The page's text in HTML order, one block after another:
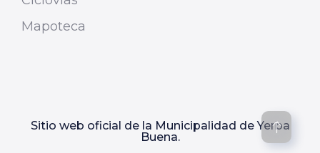
Mapoteca
Sitio web oficial de la Municipalidad de Yerba
Buena.